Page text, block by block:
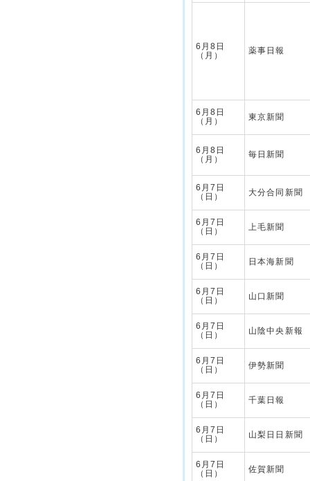
6月8日
（月）
薬事日報
6月8日
（月）
東京新聞
6月8日
（月）
毎日新聞
6月7日
（日）
大分合同新聞
6月7日
（日）
上毛新聞
6月7日
（日）
日本海新聞
6月7日
（日）
山口新聞
6月7日
（日）
山陰中央新報
6月7日
（日）
伊勢新聞
6月7日
（日）
千葉日報
6月7日
（日）
山梨日日新聞
6月7日
（日）
佐賀新聞